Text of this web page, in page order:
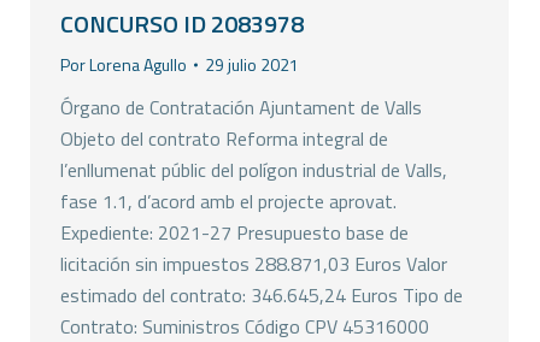
CONCURSO ID 2083978
PorLorena Agullo 29 julio 2021
Órgano de Contratación Ajuntament de Valls
Objeto del contrato Reforma integral de
l’enllumenat públic del polígon industrial de Valls,
fase 1.1, d’acord amb el projecte aprovat.
Expediente: 2021-27 Presupuesto base de
licitación sin impuestos 288.871,03 Euros Valor
estimado del contrato: 346.645,24 Euros Tipo de
Contrato: Suministros Código CPV 45316000